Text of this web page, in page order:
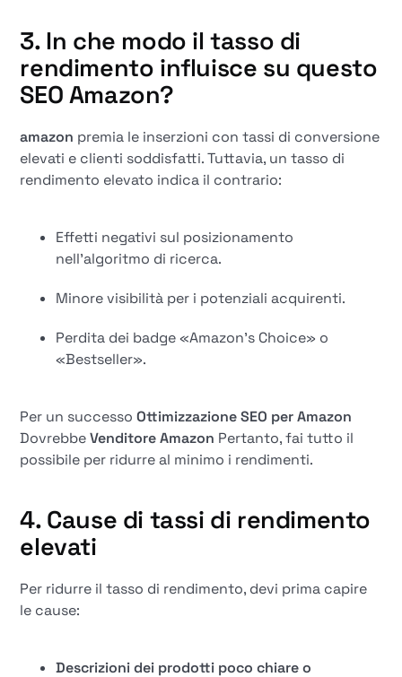
3. In che modo il tasso di
rendimento influisce su questo
SEO Amazon?
amazon premia le inserzioni con tassi di conversione
elevati e clienti soddisfatti. Tuttavia, un tasso di
rendimento elevato indica il contrario:
Effetti negativi sul posizionamento
nell'algoritmo di ricerca.
Minore visibilità per i potenziali acquirenti.
Perdita dei badge «Amazon's Choice» o
«Bestseller».
Per un successoOttimizzazione SEO per Amazon
DovrebbeVenditore Amazon Pertanto, fai tutto il
possibile per ridurre al minimo i rendimenti.
4. Cause di tassi di rendimento
elevati
Per ridurre il tasso di rendimento, devi prima capire
le cause:
Descrizioni dei prodotti poco chiare o